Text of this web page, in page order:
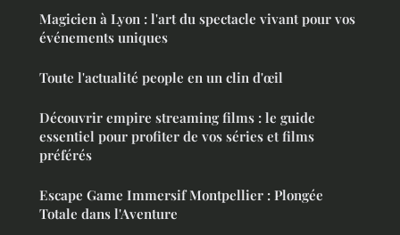
Magicien à Lyon : l'art du spectacle vivant pour vos
événements uniques
Toute l'actualité people en un clin d'œil
Découvrir empire streaming films : le guide
essentiel pour profiter de vos séries et films
préférés
Escape Game Immersif Montpellier : Plongée
Totale dans l'Aventure